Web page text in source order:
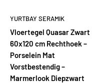
YURTBAY SERAMIK
Vloertegel Quasar Zwart
60x120 cm Rechthoek –
Porselein Mat
Vorstbestendig –
Marmerlook Diepzwart